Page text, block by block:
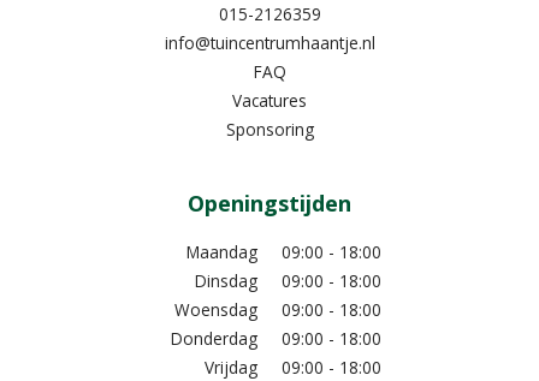
015-2126359
info@tuincentrumhaantje.nl
FAQ
Vacatures
Sponsoring
Openingstijden
Maandag
09:00 - 18:00
Dinsdag
09:00 - 18:00
Woensdag
09:00 - 18:00
Donderdag
09:00 - 18:00
Vrijdag
09:00 - 18:00